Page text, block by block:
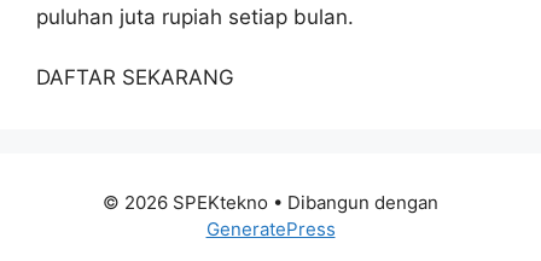
puluhan juta rupiah setiap bulan.
DAFTAR SEKARANG
© 2026 SPEKtekno • Dibangun dengan
GeneratePress